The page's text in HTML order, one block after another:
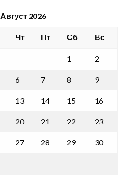
Август 2026
Чт Пт Сб Вс
1 2
6 7 8 9
13 14 15 16
20 21 22 23
27 28 29 30